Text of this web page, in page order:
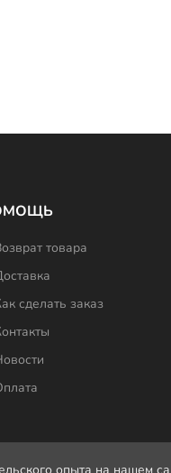
товара
сделать заказ